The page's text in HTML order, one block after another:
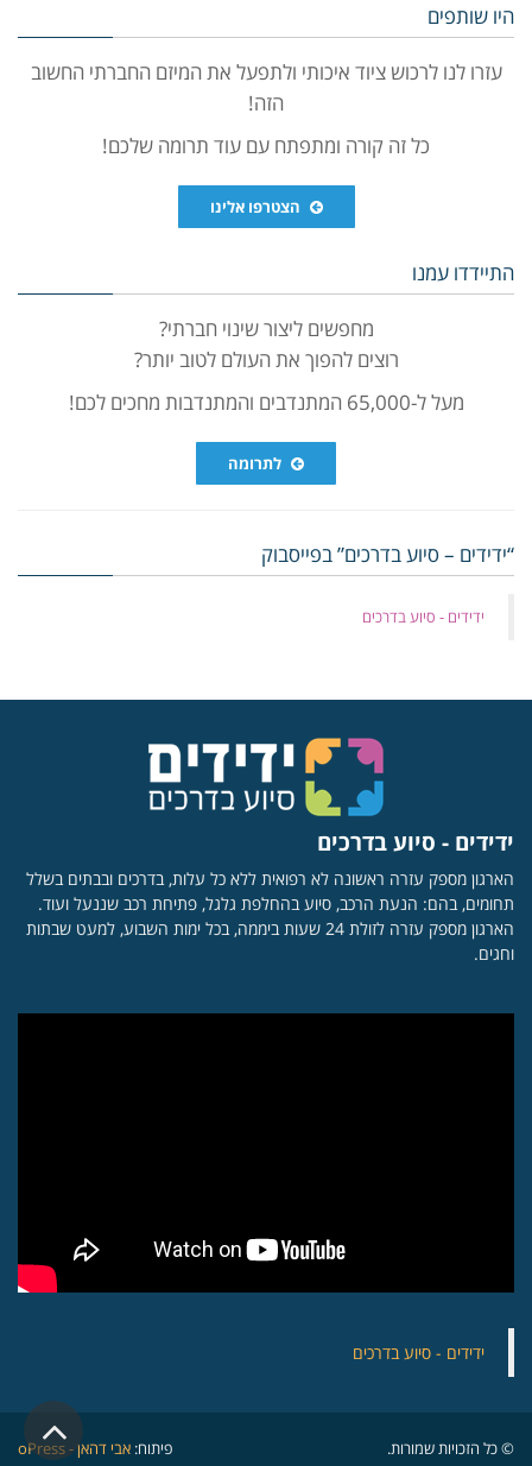
היו שותפים
עזרו לנו לרכוש ציוד איכותי ולתפעל את המיזם החברתי החשוב
הזה!
כל זה קורה ומתפתח עם עוד תרומה שלכם!
הצטרפו אלינו
התיידדו עמנו
מחפשים ליצור שינוי חברתי?
רוצים להפוך את העולם לטוב יותר?
מעל ל-65,000 המתנדבים והמתנדבות מחכים לכם!
לתרומה
“ידידים – סיוע בדרכים” בפייסבוק
‏ידידים - סיוע בדרכים
ידידים - סיוע בדרכים
הארגון מספק עזרה ראשונה לא רפואית ללא כל עלות, בדרכים ובבתים בשלל
תחומים, בהם: הנעת הרכב, סיוע בהחלפת גלגל, פתיחת רכב שננעל ועוד.
הארגון מספק עזרה לזולת 24 שעות ביממה, בכל ימות השבוע, למעט שבתות
וחגים.
‏ידידים - סיוע בדרכים
© כל הזכויות שמורות. פיתוח: אבי דהאן - oPressגלילה